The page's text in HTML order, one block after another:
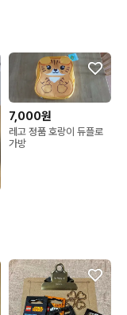
7,000원
레고 정품 호랑이 듀플로
가방